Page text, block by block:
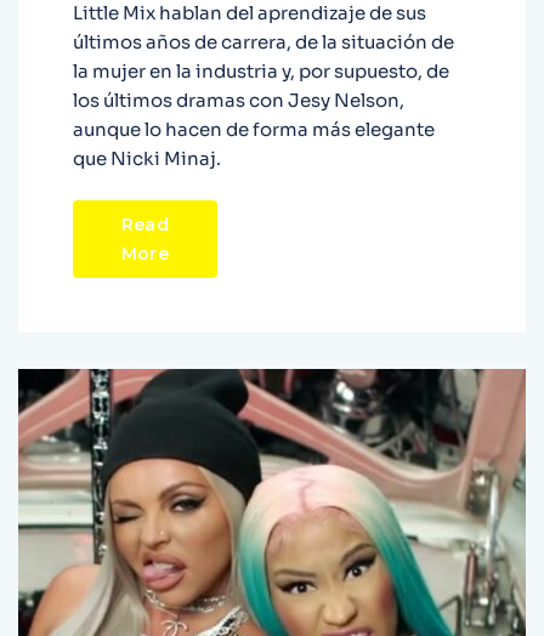
Little Mix hablan del aprendizaje de sus
últimos años de carrera, de la situación de
la mujer en la industria y, por supuesto, de
los últimos dramas con Jesy Nelson,
aunque lo hacen de forma más elegante
que Nicki Minaj.
Read
More